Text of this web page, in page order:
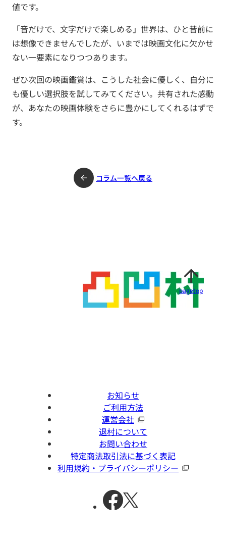
値です。
「音だけで、文字だけで楽しめる」世界は、ひと昔前に
は想像できませんでしたが、いまでは映画文化に欠かせ
ない一要素になりつつあります。
ぜひ次回の映画鑑賞は、こうした社会に優しく、自分に
も優しい選択肢を試してみてください。共有された感動
が、あなたの映画体験をさらに豊かにしてくれるはずで
す。
コラム一覧へ戻る
pagetop
お知らせ
ご利用方法
運営会社
退村について
お問い合わせ
特定商法取引法に基づく表記
利用規約・プライバシーポリシー